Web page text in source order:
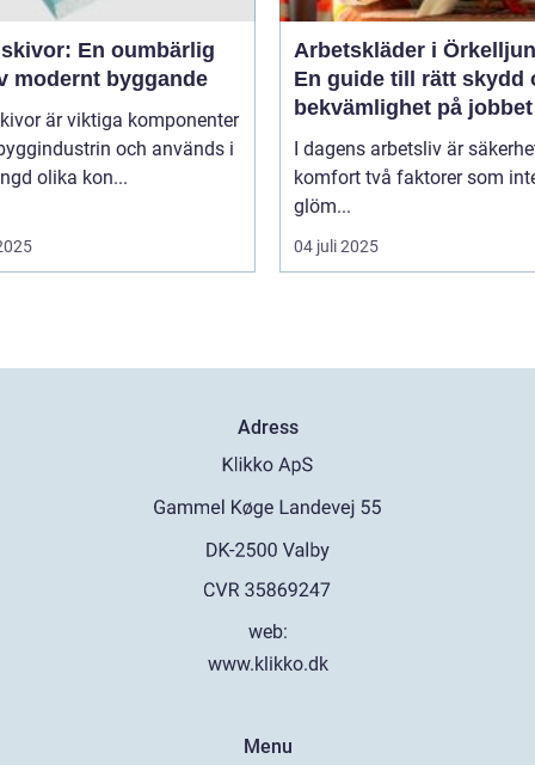
En oumbärlig
modernt byggande
är viktiga komponenter
och används i
olika kon...
Arbetskläder i
En guide till rätt skydd
bekvämlighet på jobbet
I dagens arbetsliv är
komfort två faktorer som
glöm...
04 juli 2025
Adress
web:
www.klikko.dk
Menu